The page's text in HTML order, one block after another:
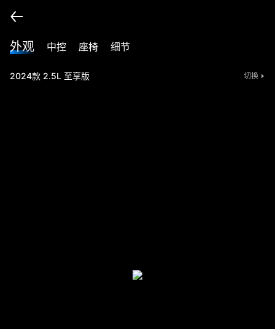
外观 中控 座椅 细节
2024款 2.5L 至享版 切换